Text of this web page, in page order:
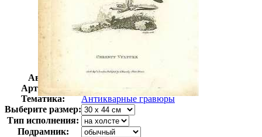
Автор:
Арт-стиль
Тематика:
Антикварные гравюры
Выберите размер:
Тип исполнения:
Подрамник: